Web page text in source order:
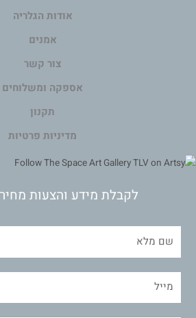
אודות הגלריה
אמנים
צור קשר
אספקה ומשלוחים
תקנון
מדיניות פרטיות
לקבלת מידע והצעות